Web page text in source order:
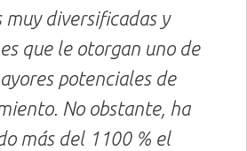
muy diversificadas y
que le otorgan uno de
potenciales de
No obstante, ha
más del 1100 % el